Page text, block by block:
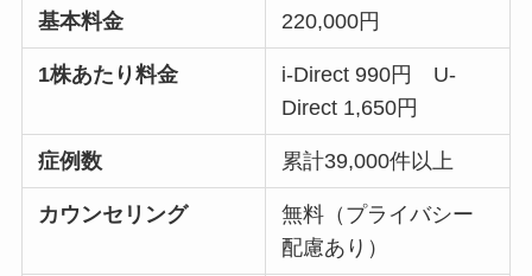
基本料金 220,000円
1株あたり料金
i-Direct 990円 U-
Direct 1,650円
症例数 累計39,000件以上
カウンセリング
無料（プライバシー
配慮あり）